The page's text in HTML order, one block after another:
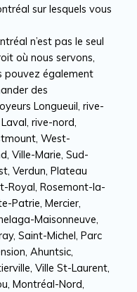
sur lesquels vous
n’est pas le seul
où nous servons,
pouvez également
des
Longueuil, rive-
rive-nord,
West-
Ville-Marie, Sud-
Verdun, Plateau
Royal, Rosemont-la-
Patrie, Mercier,
Maisonneuve,
Saint-Michel, Parc
Ahuntsic,
Ville St-Laurent,
Montréal-Nord,